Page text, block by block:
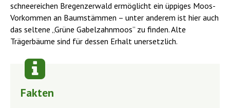
schneereichen Bregenzerwald ermöglicht ein üppiges Moos-
Vorkommen an Baumstämmen – unter anderem ist hier auch
das seltene „Grüne Gabelzahnmoos” zu finden. Alte
Trägerbäume sind für dessen Erhalt unersetzlich.
Fakten